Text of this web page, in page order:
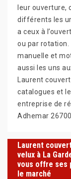
leur ouverture,
différents les
a ceux à
ou par rotation.
manuelle et
aussi les uns
Laurent
catalogues et
entreprise de
Adhemar
Laurent
velux à La
vous offre ses
le marché